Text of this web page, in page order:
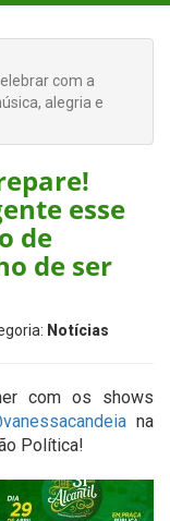
com a
alegria e
esse
de
de ser
Notícias
com os shows
na
Política!